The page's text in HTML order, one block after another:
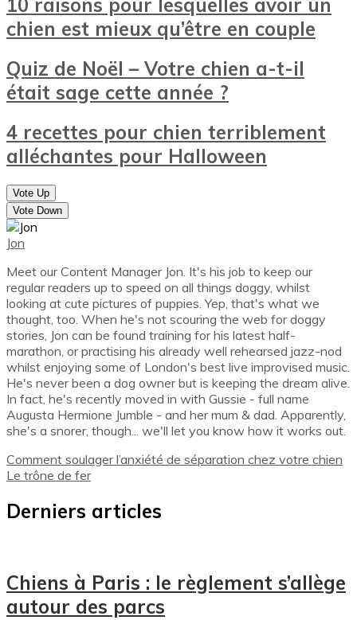
chien est mieux qu’être en couple
Quiz de Noël – Votre chien a-t-il
était sage cette année ?
4 recettes pour chien terriblement
alléchantes pour Halloween
Vote Up
Vote Down
Jon
Meet our Content Manager Jon. It's his job to keep our
regular readers up to speed on all things doggy, whilst
looking at cute pictures of puppies. Yep, that's what we
thought, too. When he's not scouring the web for doggy
stories, Jon can be found training for his latest half-
marathon, or practising his already well rehearsed jazz-nod
whilst enjoying some of London's best live improvised music.
He's never been a dog owner but is keeping the dream alive.
In fact, he's recently moved in with Gussie - full name
Augusta Hermione Jumble - and her mum & dad. Apparently,
she's a snorer, though... we'll let you know how it works out.
Comment soulager l’anxiété de séparation chez votre chien
Le trône de fer
Derniers articles
Chiens à Paris : le règlement s’allège
autour des parcs